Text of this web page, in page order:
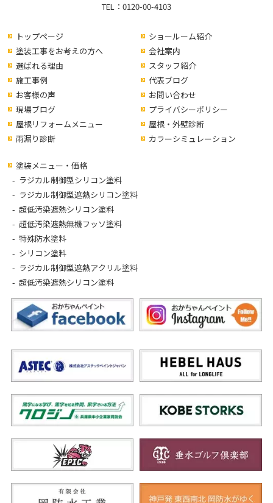
TEL： 0120-00-4103
トップページ
塗装工事をお考えの方へ
選ばれる理由
ショールーム紹介
会社案内
スタッフ紹介
施工事例
お客様の声
現場ブログ
代表ブログ
お問い合わせ
プライバシーポリシー
屋根リフォームメニュー
雨漏り診断
屋根・外壁診断
カラーシミュレーション
塗装メニュー・価格
ラジカル制御型シリコン塗料
ラジカル制御型遮熱シリコン塗料
超低汚染遮熱シリコン塗料
超低汚染遮熱無機フッソ塗料
特殊防水塗料
シリコン塗料
ラジカル制御型遮熱アクリル塗料
超低汚染遮熱シリコン塗料